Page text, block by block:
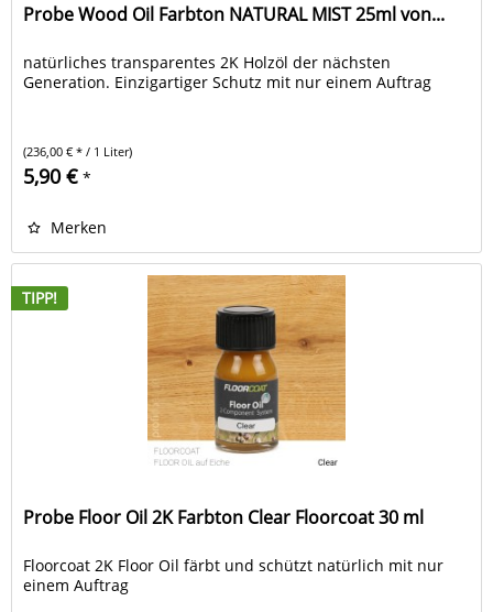
Probe Wood Oil Farbton NATURAL MIST 25ml von...
natürliches transparentes 2K Holzöl der nächsten
Generation. Einzigartiger Schutz mit nur einem Auftrag
(236,00 € * / 1 Liter)
5,90 € *
Merken
TIPP!
Probe Floor Oil 2K Farbton Clear Floorcoat 30 ml
Floorcoat 2K Floor Oil färbt und schützt natürlich mit nur
einem Auftrag